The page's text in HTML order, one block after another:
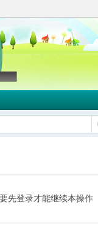
先登录才能继续本操作